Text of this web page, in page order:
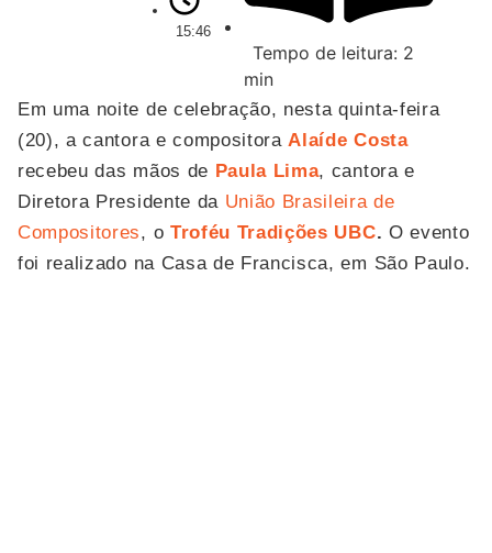
15:46
Tempo de leitura: 2
min
Em uma noite de celebração, nesta quinta-feira
(20), a cantora e compositoraAlaíde Costa
recebeu das mãos de Paula Lima, cantora e
Diretora Presidente daUnião Brasileira de
Compositores, o Troféu Tradições UBC. O evento
foi realizado na Casa de Francisca, em São Paulo.